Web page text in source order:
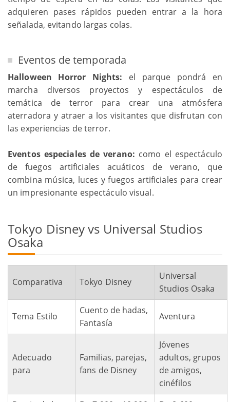
adquieren pases rápidos pueden entrar a la hora
señalada, evitando largas colas.
Eventos de temporada
Halloween Horror Nights: el parque pondrá en
marcha diversos proyectos y espectáculos de
temática de terror para crear una atmósfera
aterradora y atraer a los visitantes que disfrutan con
las experiencias de terror.
Eventos especiales de verano: como el espectáculo
de fuegos artificiales acuáticos de verano, que
combina música, luces y fuegos artificiales para crear
un impresionante espectáculo visual.
Tokyo Disney vs Universal Studios
Osaka
Comparativa Tokyo Disney
Universal
Studios Osaka
Tema Estilo
Cuento de hadas,
Fantasía
Aventura
Adecuado
para
Familias, parejas,
fans de Disney
Jóvenes
adultos, grupos
de amigos,
cinéfilos